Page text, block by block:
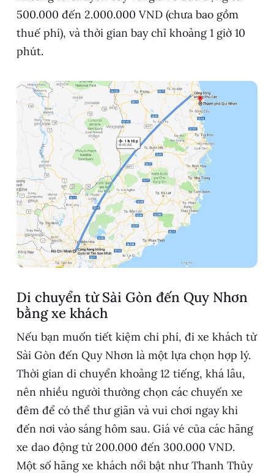
500.000 đến 2.000.000 VND (chưa bao gồm
thuế phí), và thời gian bay chỉ khoảng 1 giờ 10
phút.
Di chuyển từ Sài Gòn đến Quy Nhơn
bằng xe khách
Nếu bạn muốn tiết kiệm chi phí, đi xe khách từ
Sài Gòn đến Quy Nhơn là một lựa chọn hợp lý.
Thời gian di chuyển khoảng 12 tiếng, khá lâu,
nên nhiều người thường chọn các chuyến xe
đêm để có thể thư giãn và vui chơi ngay khi
đến nơi vào sáng hôm sau. Giá vé của các hãng
xe dao động từ 200.000 đến 300.000 VND.
Một số hãng xe khách nổi bật như Thanh Thủy